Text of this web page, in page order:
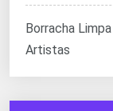
Borracha
Artistas